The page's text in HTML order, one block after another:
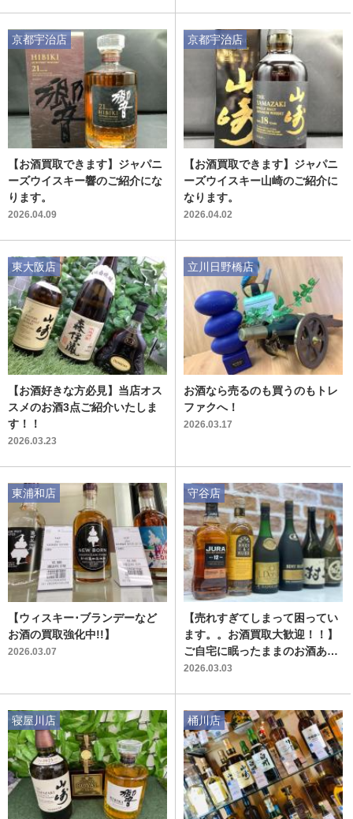
【お酒買取できます】ジャパニ
ーズウイスキー響のご紹介にな
ります。
2026.04.09
京都宇治店
【お酒買取できます】ジャパニ
ーズウイスキー山崎のご紹介に
なります。
2026.04.02
京都宇治店
【お酒好きな方必見】当店オス
スメのお酒3点ご紹介いたしま
す！！
2026.03.23
東大阪店
お酒なら売るのも買うのもトレ
ファクへ！
2026.03.17
立川日野橋店
【ウィスキー･ブランデーなど
お酒の買取強化中!!】
2026.03.07
東浦和店
【売れすぎてしまって困ってい
ます。。お酒買取大歓迎！！】
ご自宅に眠ったままのお酒あり
ませんか？
2026.03.03
守谷店
寝屋川店 桶川店